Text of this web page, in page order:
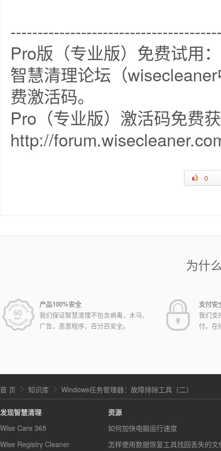
Pro版（专业版）免费试用：
智慧清理论坛（
费激活码。
Pro（专业版）激活码免费
http://
0
为什
产品100%安全
我们保证智慧清理不包含病毒，木马，
广告，恶意程序，百分百安全。
支付安
我们支
付，在
首 页 知识库 Windows任务管理器：故障排除工具（二）
发现智慧清理
Wise Care 365
Wise Registry Cleaner
资源
如何加快电脑运行速度
怎样使用数据恢复工具找回丢失的文